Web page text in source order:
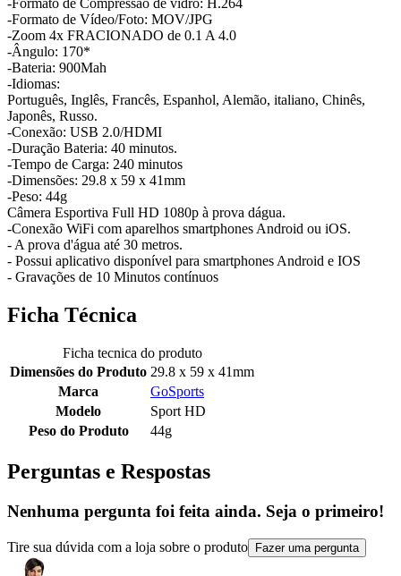
-Formato de Compressão de vidro: H.264
-Formato de Vídeo/Foto: MOV/JPG
-Zoom 4x FRACIONADO de 0.1 A 4.0
-Ângulo: 170*
-Bateria: 900Mah
-Idiomas:
Português, Inglês, Francês, Espanhol, Alemão, italiano, Chinês,
Japonês, Russo.
-Conexão: USB 2.0/HDMI
-Duração Bateria: 40 minutos.
-Tempo de Carga: 240 minutos
-Dimensões: 29.8 x 59 x 41mm
-Peso: 44g
Câmera Esportiva Full HD 1080p à prova dágua.
-Conexão WiFi com aparelhos smartphones Android ou iOS.
- A prova d'água até 30 metros.
- Possui aplicativo disponível para smartphones Android e IOS
- Gravações de 10 Minutos contínuos
Ficha Técnica
Ficha tecnica do produto
Dimensões do Produto 29.8 x 59 x 41mm
Marca
GoSports
Modelo
Sport HD
Peso do Produto
44g
Perguntas e Respostas
Nenhuma pergunta foi feita ainda. Seja o primeiro!
Tire sua dúvida com a loja sobre o produto Fazer uma pergunta